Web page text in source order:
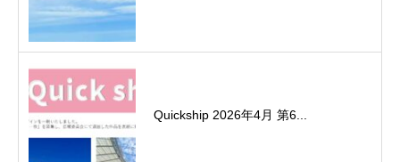
Quickship 2026年4月 第6...